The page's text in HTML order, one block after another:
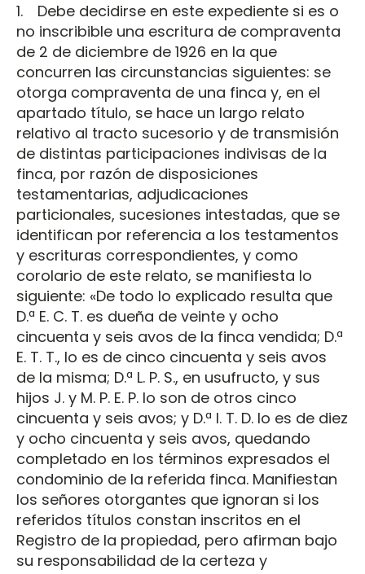
1. Debe decidirse en este expediente si es o
no inscribible una escritura de compraventa
de 2 de diciembre de 1926 en la que
concurren las circunstancias siguientes: se
otorga compraventa de una finca y, en el
apartado título, se hace un largo relato
relativo al tracto sucesorio y de transmisión
de distintas participaciones indivisas de la
finca, por razón de disposiciones
testamentarias, adjudicaciones
particionales, sucesiones intestadas, que se
identifican por referencia a los testamentos
y escrituras correspondientes, y como
corolario de este relato, se manifiesta lo
siguiente: «De todo lo explicado resulta que
D.ª E. C. T. es dueña de veinte y ocho
cincuenta y seis avos de la finca vendida; D.ª
E. T. T., lo es de cinco cincuenta y seis avos
de la misma; D.ª L. P. S., en usufructo, y sus
hijos J. y M. P. E. P. lo son de otros cinco
cincuenta y seis avos; y D.ª I. T. D. lo es de diez
y ocho cincuenta y seis avos, quedando
completado en los términos expresados el
condominio de la referida finca. Manifiestan
los señores otorgantes que ignoran si los
referidos títulos constan inscritos en el
Registro de la propiedad, pero afirman bajo
su responsabilidad de la certeza y